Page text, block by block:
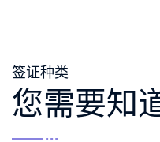
签证种类
您需要知